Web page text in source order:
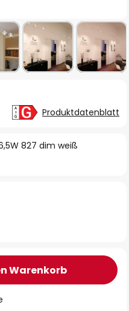
827 dim weiß
Produktdatenblatt
Warenkorb